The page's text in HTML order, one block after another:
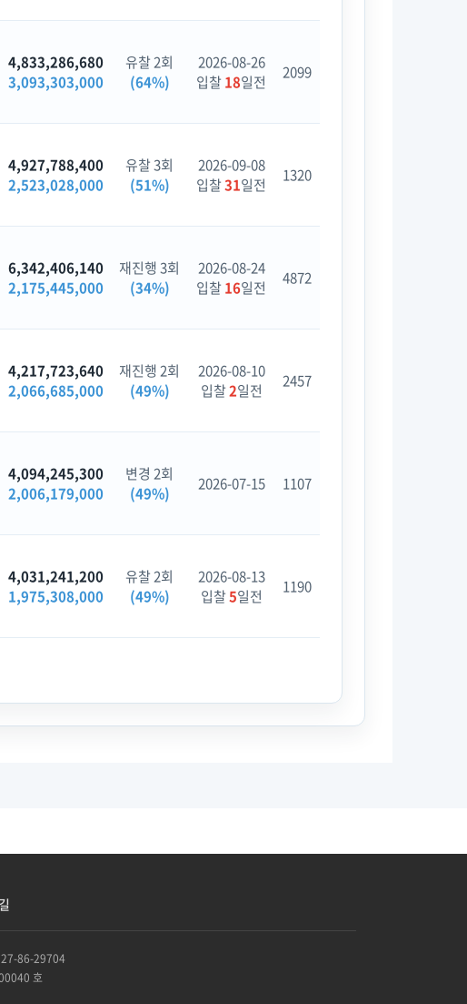
4,833,286,680
3,093,303,000
유찰 2회
(64%)
2026-08-26
입찰18일전 2099
4,927,788,400
2,523,028,000
유찰 3회
(51%)
2026-09-08
입찰31일전 1320
6,342,406,140
2,175,445,000
재진행 3회
(34%)
2026-08-24
입찰16일전 4872
4,217,723,640
2,066,685,000
재진행 2회
(49%)
2026-08-10
입찰2일전 2457
4,094,245,300
2,006,179,000
변경 2회
(49%)
2026-07-15 1107
4,031,241,200
1,975,308,000
유찰 2회
(49%)
2026-08-13
입찰5일전 1190
86-29704
호